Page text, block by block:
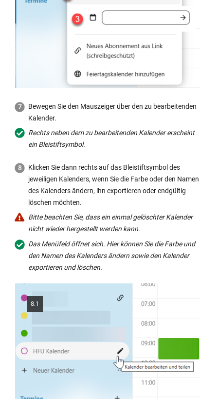
Bewegen Sie den Mauszeiger über den zu bearbeitenden
Kalender.
Rechts neben dem zu bearbeitenden Kalender erscheint
ein Bleistiftsymbol.
Klicken Sie dann rechts auf das Bleistiftsymbol des
jeweiligen Kalenders, wenn Sie die Farbe oder den Namen
des Kalenders ändern, ihn exportieren oder endgültig
löschen möchten.
Bitte beachten Sie, dass ein einmal gelöschter Kalender
nicht wieder hergestellt werden kann.
Das Menüfeld öffnet sich. Hier können Sie die Farbe und
den Namen des Kalenders ändern sowie den Kalender
exportieren und löschen.
8.1